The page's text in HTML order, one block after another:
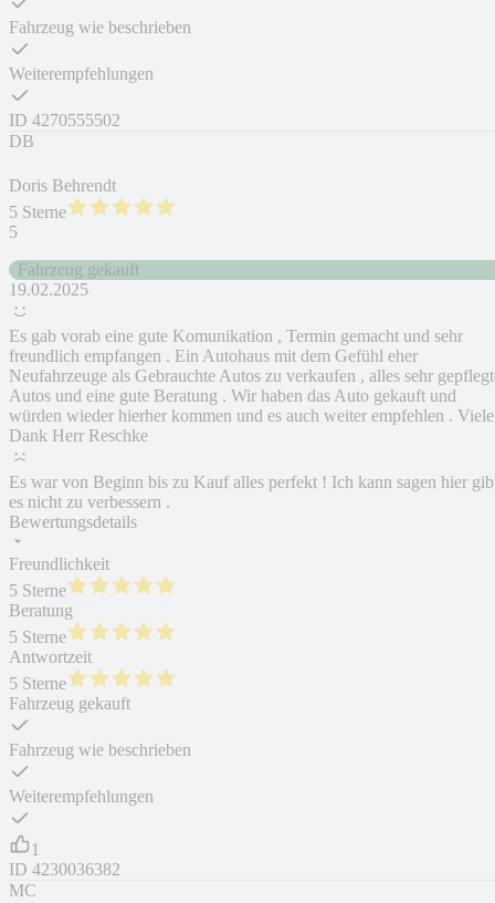
Fahrzeug wie beschrieben
Weiterempfehlungen
ID 4270555502
DB
Doris Behrendt
5 Sterne
5
Fahrzeug gekauft
19.02.2025
Es gab vorab eine gute Komunikation , Termin gemacht und sehr
freundlich empfangen . Ein Autohaus mit dem Gefühl eher
Neufahrzeuge als Gebrauchte Autos zu verkaufen , alles sehr
Autos und eine gute Beratung . Wir haben das Auto gekauft und
würden wieder hierher kommen und es auch weiter empfehlen .
Dank Herr Reschke
Es war von Beginn bis zu Kauf alles perfekt ! Ich kann sagen hier
es nicht zu verbessern .
Bewertungsdetails
Freundlichkeit
5 Sterne
Beratung
5 Sterne
Antwortzeit
5 Sterne
Fahrzeug gekauft
Fahrzeug wie beschrieben
Weiterempfehlungen
1
ID 4230036382
MC